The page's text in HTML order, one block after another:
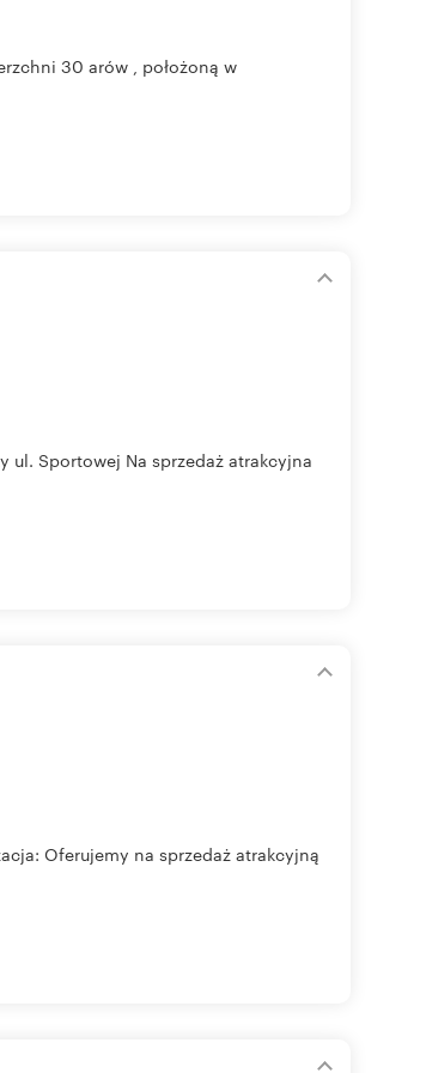
30 arów , położoną w
ul. Sportowej Na sprzedaż atrakcyjna
Oferujemy na sprzedaż atrakcyjną